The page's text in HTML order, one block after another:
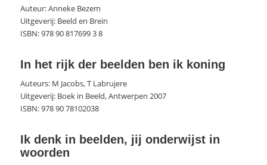
Auteur: Anneke Bezem
Uitgeverij: Beeld en Brein
ISBN: 978 90 817699 3 8
In het rijk der beelden ben ik koning
Auteurs: M Jacobs, T Labrujere
Uitgeverij: Boek in Beeld, Antwerpen 2007
ISBN: 978 90 78102038
Ik denk in beelden, jij onderwijst in
woorden